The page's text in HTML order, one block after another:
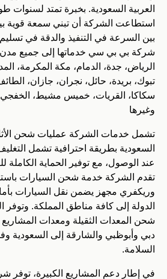
العربية السعودية. بخبرة تمتد
استطاعت الشركة أن تبني سمعة قوية
بين السرعة في التنفيذ والدقة في
شركة بي بي سي خدماتها إلى جميع مدن
الرياض، جدة، الدمام، مكة المكرمة،
تبوك، بريدة، حائل، نجران، جازان،
سكاكا، القريات، خميس مشيط، الخفجي،
وغيرها
تشمل خدمات الشركة عمليات شحن
السعودية بطريقة احترافية تشمل
عند الوصول، مع توفير الحماية الكاملة
تقدم الشركة خدمة شحن السيارات
وريكفري مجهز يضمن نقل السيارات
الدولة إلى كافة مناطق المملكة.
شحن المعدات الثقيلة ومعدات المشاريع
دبي وأبوظبي والشارقة إلى السعودية
السلامة.
في إطار دعم المشاريع الكبيرة،